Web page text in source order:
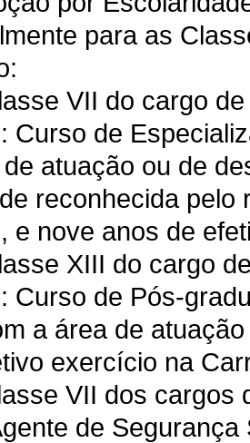
para as
VII do cargo
Curso de
atuação ou de
reconhecida
e nove anos de
XIII do cargo
Curso de Pós-
a área de
exercício na
VII dos cargos
de